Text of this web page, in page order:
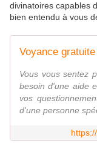
divinatoires capables
bien entendu à vous
Voyance
Vous vous sentez
besoin d'une aide
vos
d'une personne